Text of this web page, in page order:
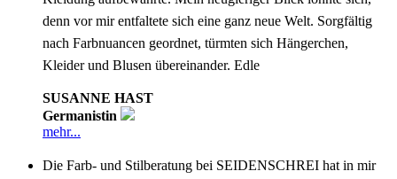
denn vor mir entfaltete sich eine ganz neue Welt. Sorgfältig
nach Farbnuancen geordnet, türmten sich Hängerchen,
Kleider und Blusen übereinander. Edle
SUSANNE HAST
Germanistin
mehr...
Die Farb- und Stilberatung bei SEIDENSCHREI hat in mir